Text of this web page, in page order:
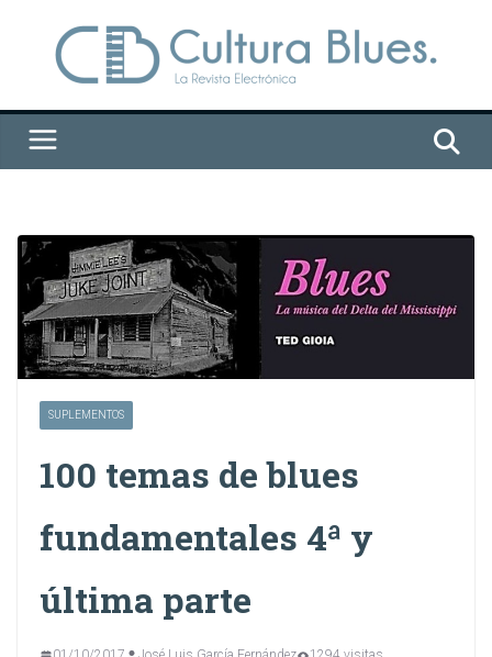
contenido
SUPLEMENTOS
100 temas de blues
fundamentales 4ª y
última parte